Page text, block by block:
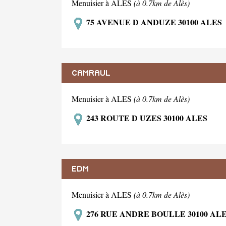
Menuisier à ALES (à 0.7km de Alès)
75 AVENUE D ANDUZE 30100 ALES
CAMRAUL
Menuisier à ALES (à 0.7km de Alès)
243 ROUTE D UZES 30100 ALES
EDM
Menuisier à ALES (à 0.7km de Alès)
276 RUE ANDRE BOULLE 30100